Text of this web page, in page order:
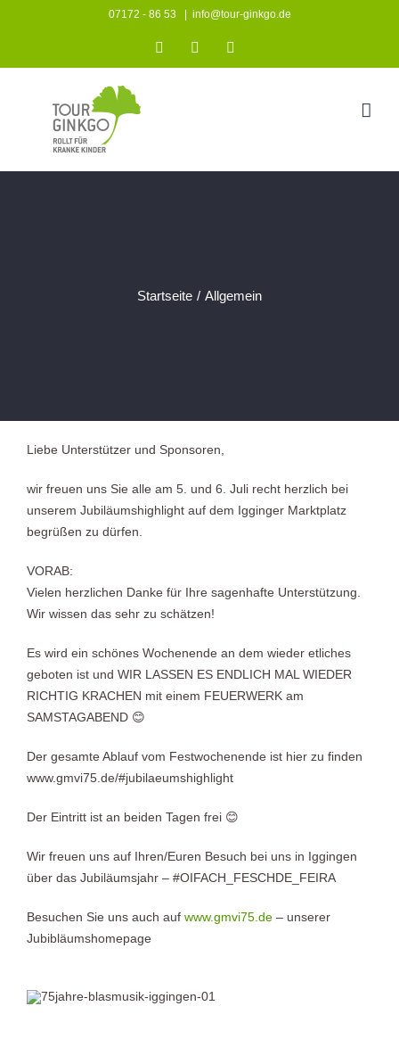
07172 - 86 53 info@tour-ginkgo.de
InstagramFacebook
Startseite / Allgemein
Liebe Unterstützer und Sponsoren,
wir freuen uns Sie alle am 5. und 6. Juli recht herzlich bei
unserem Jubiläumshighlight auf dem Igginger Marktplatz
begrüßen zu dürfen.
VORAB:
Vielen herzlichen Danke für Ihre sagenhafte Unterstützung.
Wir wissen das sehr zu schätzen!
Es wird ein schönes Wochenende an dem wieder etliches
geboten ist und WIR LASSEN ES ENDLICH MAL WIEDER
RICHTIG KRACHEN mit einem FEUERWERK am
SAMSTAGABEND 😊
Der gesamte Ablauf vom Festwochenende ist hier zu finden
www.gmvi75.de/#jubilaeumshighlight
Der Eintritt ist an beiden Tagen frei 😊
Wir freuen uns auf Ihren/Euren Besuch bei uns in Iggingen
über das Jubiläumsjahr – #OIFACH_FESCHDE_FEIRA
Besuchen Sie uns auch auf www.gmvi75.de– unserer
Jubibläumshomepage